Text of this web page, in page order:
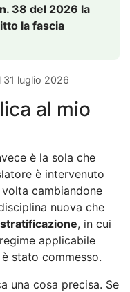
38 del 2026 la
la fascia
31 luglio 2026
al mio
è la sola che
è intervenuto
cambiandone
nuova che
stratificazione, in cui
applicabile
stato commesso.
una cosa precisa. Se